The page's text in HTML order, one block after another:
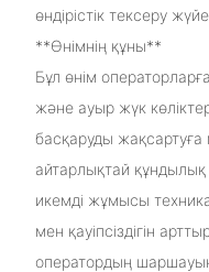
өндірістік тексеру
**Өнімнің құны**
Бұл өнім
және ауыр жүк
басқаруды жақсартуға
айтарлықтай құндылық
икемді жұмысы
мен қауіпсіздігін
оператордың